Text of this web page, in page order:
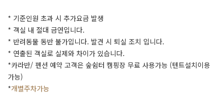
* 기준인원 초과 시 추가요금 발생
* 객실 내 절대 금연입니다.
* 반려동물 동반 불가입니다. 발견 시 퇴실 조치 입니다.
* 연출된 객실로 실제와 차이가 있습니다.
*카라반/ 펜션 예약 고객은 숲쉼터 캠핑장 무료 사용가능 (텐트설치이용
가능)
*개별주차가능